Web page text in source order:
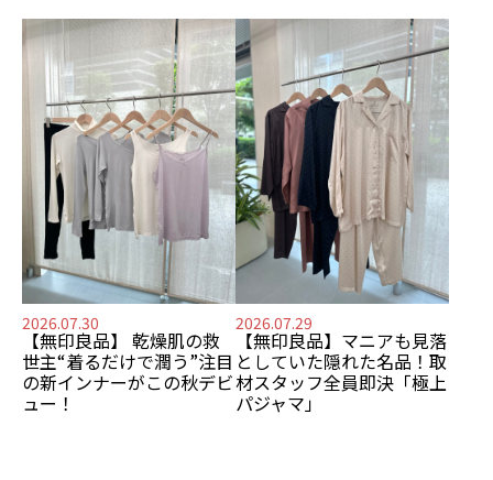
2026.07.30
【無印良品】 乾燥肌の救
世主“着るだけで潤う”注目
の新インナーがこの秋デビ
ュー！
2026.07.29
【無印良品】 マニアも見落
としていた隠れた名品！ 取
材スタッフ全員即決「極上
パジャマ」